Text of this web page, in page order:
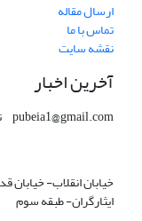
ارسال مقاله
تماس با ما
نقشه سایت
آخرین اخبار
pubeia1@gmail.com تلفکس انجمن: 66950848- 021
ایثارگران- طبقه سوم